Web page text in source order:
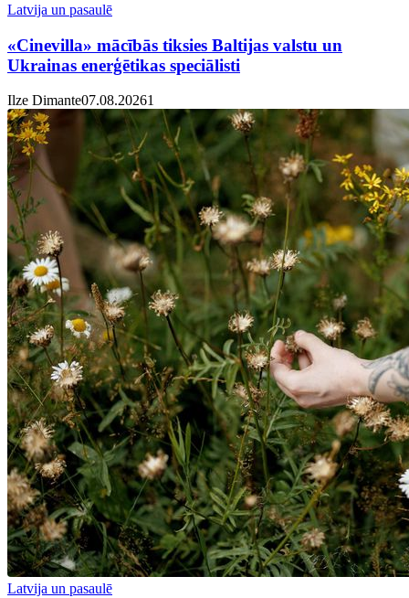
Latvija un pasaulē
«Cinevilla» mācībās tiksies Baltijas valstu un
Ukrainas enerģētikas speciālisti
Ilze Dimante07.08.20261
Latvija un pasaulē